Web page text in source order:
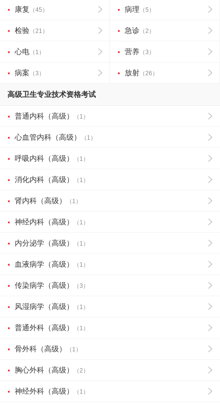
康复 （45） 病理 （5）
检验 （21） 急诊 （2）
心电 （1） 营养 （3）
病案 （3） 放射 （26）
高级卫生专业技术资格考试
普通内科（高级） （1）
心血管内科（高级） （1）
呼吸内科（高级） （1）
消化内科（高级） （1）
肾内科（高级） （1）
神经内科（高级） （1）
内分泌学（高级） （1）
血液病学（高级） （1）
传染病学（高级） （3）
风湿病学（高级） （1）
普通外科（高级） （1）
骨外科（高级） （1）
胸心外科（高级） （2）
神经外科（高级） （1）